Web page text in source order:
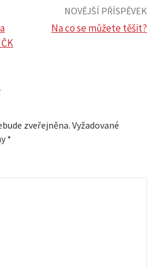
NOVĚJŠÍ PŘÍSPĚVEK
Na co se můžete těšit?
zveřejněna. Vyžadované
*